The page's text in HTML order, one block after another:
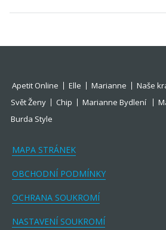
Apetit Online Elle Marianne
Naše
Svět Ženy
Chip Marianne Bydlení
Burda Style
MAPA STRÁNEK
OBCHODNÍ PODMÍNKY
OCHRANA SOUKROMÍ
NASTAVENÍ SOUKROMÍ